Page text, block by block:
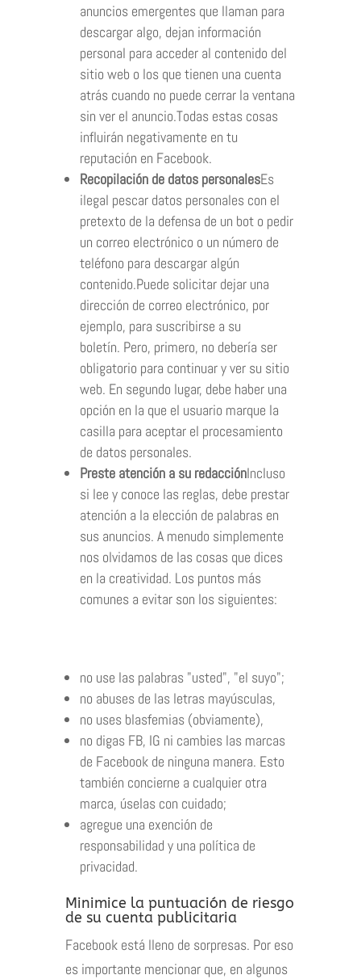
anuncios emergentes que llaman para
descargar algo, dejan información
personal para acceder al contenido del
sitio web o los que tienen una cuenta
atrás cuando no puede cerrar la ventana
sin ver el anuncio.Todas estas cosas
influirán negativamente en tu
reputación en Facebook.
Recopilación de datos personalesEs
ilegal pescar datos personales con el
pretexto de la defensa de un bot o pedir
un correo electrónico o un número de
teléfono para descargar algún
contenido.Puede solicitar dejar una
dirección de correo electrónico, por
ejemplo, para suscribirse a su
boletín. Pero, primero, no debería ser
obligatorio para continuar y ver su sitio
web. En segundo lugar, debe haber una
opción en la que el usuario marque la
casilla para aceptar el procesamiento
de datos personales.
Preste atención a su redacciónIncluso
si lee y conoce las reglas, debe prestar
atención a la elección de palabras en
sus anuncios. A menudo simplemente
nos olvidamos de las cosas que dices
en la creatividad. Los puntos más
comunes a evitar son los siguientes:
no use las palabras "usted", "el suyo";
no abuses de las letras mayúsculas,
no uses blasfemias (obviamente),
no digas FB, IG ni cambies las marcas
de Facebook de ninguna manera. Esto
también concierne a cualquier otra
marca, úselas con cuidado;
agregue una exención de
responsabilidad y una política de
privacidad.
Minimice la puntuación de riesgo
de su cuenta publicitaria
Facebook está lleno de sorpresas. Por eso
es importante mencionar que, en algunos